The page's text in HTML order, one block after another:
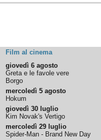
Film al cinema
giovedì 6 agosto
Greta e le favole vere
Borgo
mercoledì 5 agosto
Hokum
giovedì 30 luglio
Kim Novak's Vertigo
mercoledì 29 luglio
Spider-Man - Brand New Day